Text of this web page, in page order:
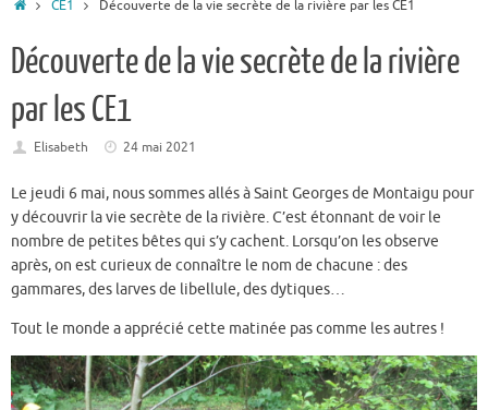
Accueil
CE1 Découverte de la vie secrète de la rivière par les CE1
Découverte de la vie secrète de la rivière
par les CE1
Elisabeth 24 mai 2021
Le jeudi 6 mai, nous sommes allés à Saint Georges de Montaigu pour
y découvrir la vie secrète de la rivière. C’est étonnant de voir le
nombre de petites bêtes qui s’y cachent. Lorsqu’on les observe
après, on est curieux de connaître le nom de chacune : des
gammares, des larves de libellule, des dytiques…
Tout le monde a apprécié cette matinée pas comme les autres !